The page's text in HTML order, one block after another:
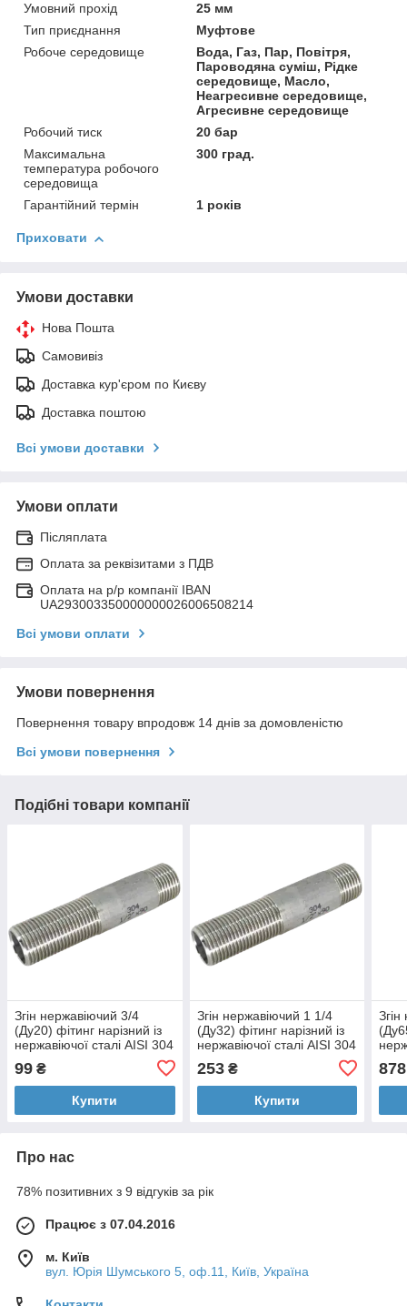
Умовний прохід
25 мм
Тип приєднання
Муфтове
Робоче середовище
Вода, Газ, Пар, Повітря,
Пароводяна суміш, Рідке
середовище, Масло,
Неагресивне середовище,
Агресивне середовище
Робочий тиск
20 бар
Максимальна
температура робочого
середовища
300 град.
Гарантійний термін 1 років
Приховати
Умови доставки
Нова Пошта
Самовивіз
Доставка кур'єром по Києву
Доставка поштою
Всі умови доставки
Умови оплати
Післяплата
Оплата за реквізитами з ПДВ
Оплата на р/р компанії IBAN
UA293003350000000026006508214
Всі умови оплати
Умови повернення
Повернення товару впродовж 14 днів за домовленістю
Всі умови повернення
Подібні товари компанії
Згін нержавіючий 3/4
(Ду20) фітинг нарізний із
нержавіючої сталі AISI 304
99 ₴
Купити
Згін нержавіючий 1 1/4
(Ду32) фітинг нарізний із
нержавіючої сталі AISI 304
253₴
Купити
878
Про нас
78% позитивних з 9 відгуків за рік
Працює з 07.04.2016
м. Київ
вул. Юрія Шумського 5, оф.11, Київ, Україна